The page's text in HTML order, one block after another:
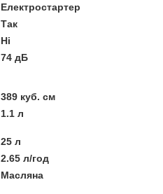
Електростартер
Так
Ні
74 дБ
389 куб. см
1.1 л
25 л
2.65 л/год
Масляна